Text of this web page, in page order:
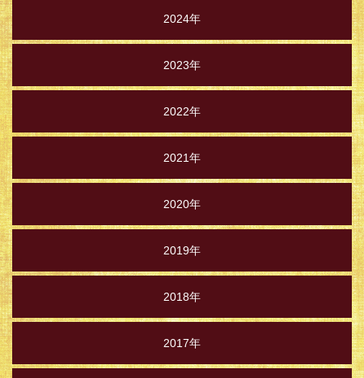
2024年
2023年
2022年
2021年
2020年
2019年
2018年
2017年